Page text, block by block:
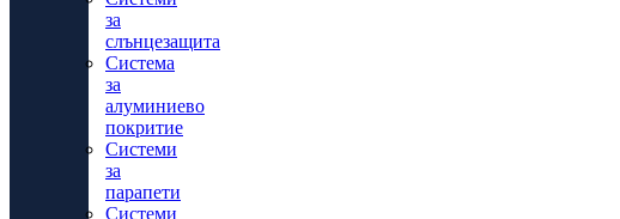
за
слънцезащита
Система
за
алуминиево
покритие
Системи
за
парапети
Системи